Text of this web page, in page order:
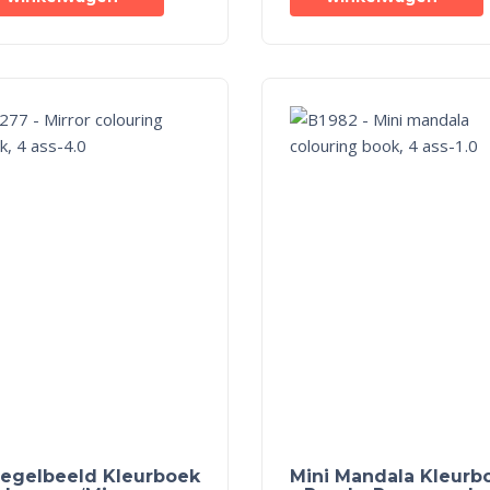
Kleurboek
Mini Mandala